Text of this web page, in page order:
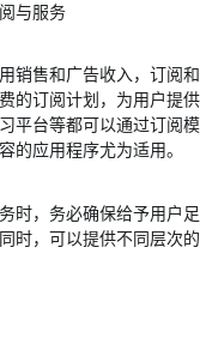
与服务
销售和广告收入，订阅
的订阅计划，为用户提
平台等都可以通过订阅
的应用程序尤为适用。
时，务必确保给予用户
时，可以提供不同层次